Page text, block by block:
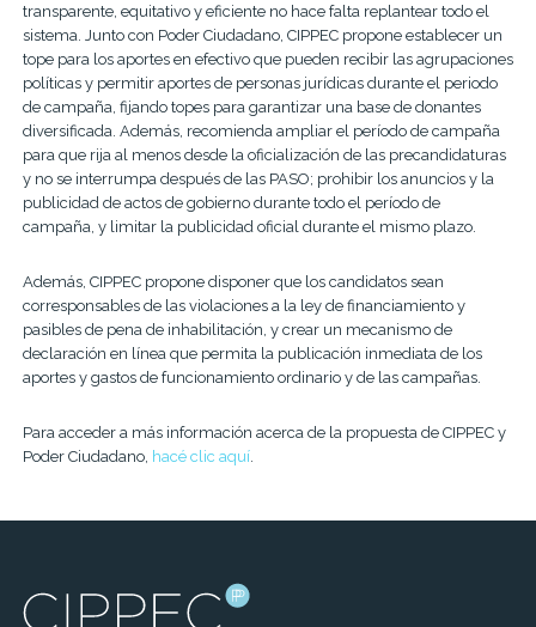
transparente, equitativo y eficiente no hace falta replantear todo el
sistema. Junto con Poder Ciudadano, CIPPEC propone establecer un
tope para los aportes en efectivo que pueden recibir las agrupaciones
políticas y permitir aportes de personas jurídicas durante el periodo
de campaña, fijando topes para garantizar una base de donantes
diversificada. Además, recomienda ampliar el período de campaña
para que rija al menos desde la oficialización de las precandidaturas
y no se interrumpa después de las PASO; prohibir los anuncios y la
publicidad de actos de gobierno durante todo el período de
campaña, y limitar la publicidad oficial durante el mismo plazo.
Además, CIPPEC propone disponer que los candidatos sean
corresponsables de las violaciones a la ley de financiamiento y
pasibles de pena de inhabilitación, y crear un mecanismo de
declaración en línea que permita la publicación inmediata de los
aportes y gastos de funcionamiento ordinario y de las campañas.
Para acceder a más información acerca de la propuesta de CIPPEC y
Poder Ciudadano, hacé clic aquí.